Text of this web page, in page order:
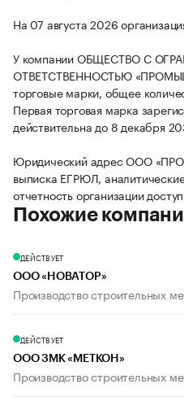
На 07 августа 2026
У компании ОБЩЕСТВО С
ОТВЕТСТВЕННОСТЬЮ
торговые марки, общее
Первая торговая марка
действительна до 8 декабря
Юридический адрес ООО
выписка ЕГРЮЛ,
отчетность организации
Похожие
ДЕЙСТВУЕТ
ООО «НОВАТОР»
Производство строительных
ДЕЙСТВУЕТ
ООО ЗМК «МЕТКОН»
Производство строительных